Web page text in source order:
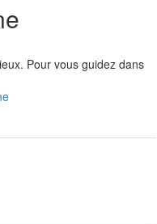
Pour vous guidez dans